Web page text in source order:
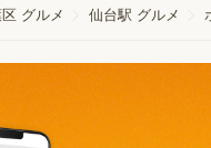
グルメ 仙台駅 グルメ